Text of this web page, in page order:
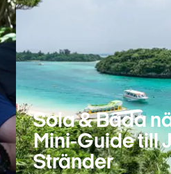
Sola & Bada
Mini-Guide till
Stränder